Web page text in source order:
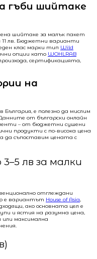
гъби шийтаке
шийтаке за малък пакет
11 лв. Бюджетни варианти
клас марки тип Wild
опции като WOHLRAB
сертификацията,
на
е полезно да мислим
от български онлайн
– от бюджетни сушени
продукти с по-висока цена
да съпоставим цената с
лв за малки
отглеждани
е вариантът House of Asia,
ако основната цел е
и ястия на разумна цена,
или максимална